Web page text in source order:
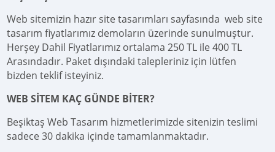
Web sitemizin hazır site tasarımları sayfasında web site
tasarım fiyatlarımız demoların üzerinde sunulmuştur.
Herşey Dahil Fiyatlarımız ortalama 250 TL ile 400 TL
Arasındadır. Paket dışındaki talepleriniz için lütfen
bizden teklif isteyiniz.
WEB SİTEM KAÇ GÜNDE BİTER?
Beşiktaş Web Tasarım hizmetlerimizde sitenizin teslimi
sadece 30 dakika içinde tamamlanmaktadır.